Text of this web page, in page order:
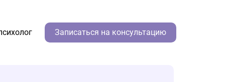
Записаться на консультацию